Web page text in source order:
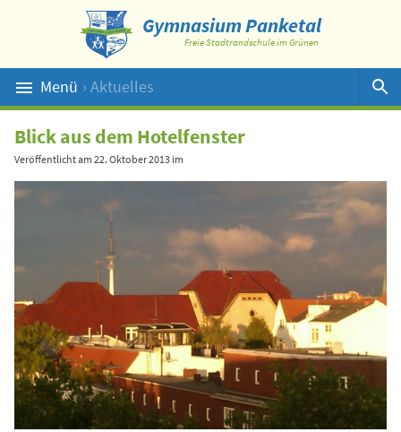
Gymnasium Panketal
Freie Stadtrandschule im Grünen
Menü › Aktuelles
Suche
Blick aus dem Hotelfenster
Veröffentlicht am 22. Oktober 2013 im